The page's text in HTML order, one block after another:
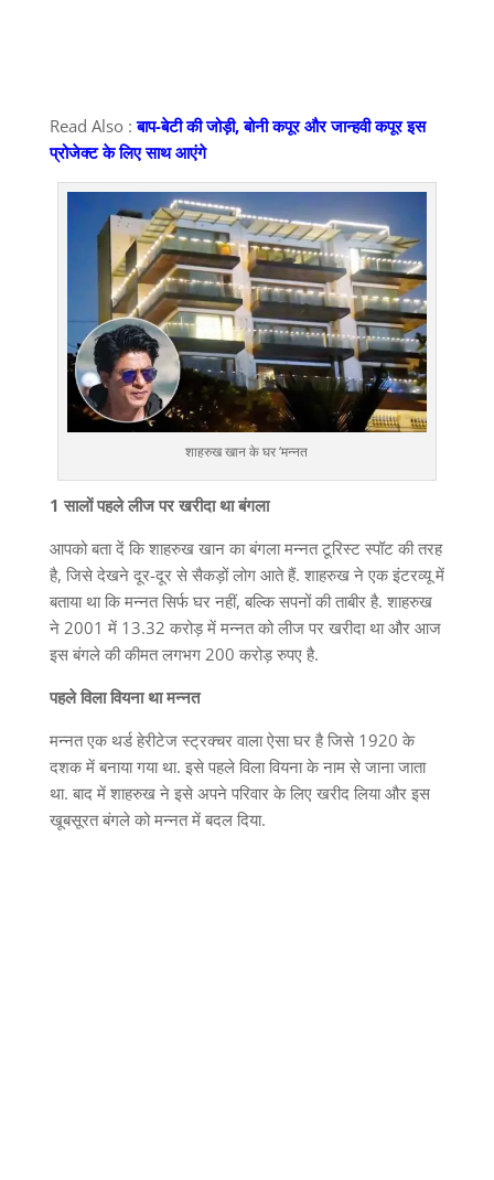
Read Also :बाप-बेटी की जोड़ी, बोनी कपूर और जान्हवी कपूर इस
प्रोजेक्ट के लिए साथ आएंगे
शाहरुख खान के घर ‘मन्नत
1 सालों पहले लीज पर खरीदा था बंगला
आपको बता दें कि शाहरुख खान का बंगला मन्नत टूरिस्ट स्पॉट की तरह
है, जिसे देखने दूर-दूर से सैकड़ों लोग आते हैं. शाहरुख ने एक इंटरव्यू में
बताया था कि मन्नत सिर्फ घर नहीं, बल्कि सपनों की ताबीर है. शाहरुख
ने 2001 में 13.32 करोड़ में मन्‍नत को लीज पर खरीदा था और आज
इस बंगले की कीमत लगभग 200 करोड़ रुपए है.
पहले विला वियना था मन्नत
मन्नत एक थर्ड हेरीटेज स्ट्रक्चर वाला ऐसा घर है जिसे 1920 के
दशक में बनाया गया था. इसे पहले विला वियना के नाम से जाना जाता
था. बाद में शाहरुख ने इसे अपने परिवार के लिए खरीद लिया और इस
खूबसूरत बंगले को मन्नत में बदल दिया.